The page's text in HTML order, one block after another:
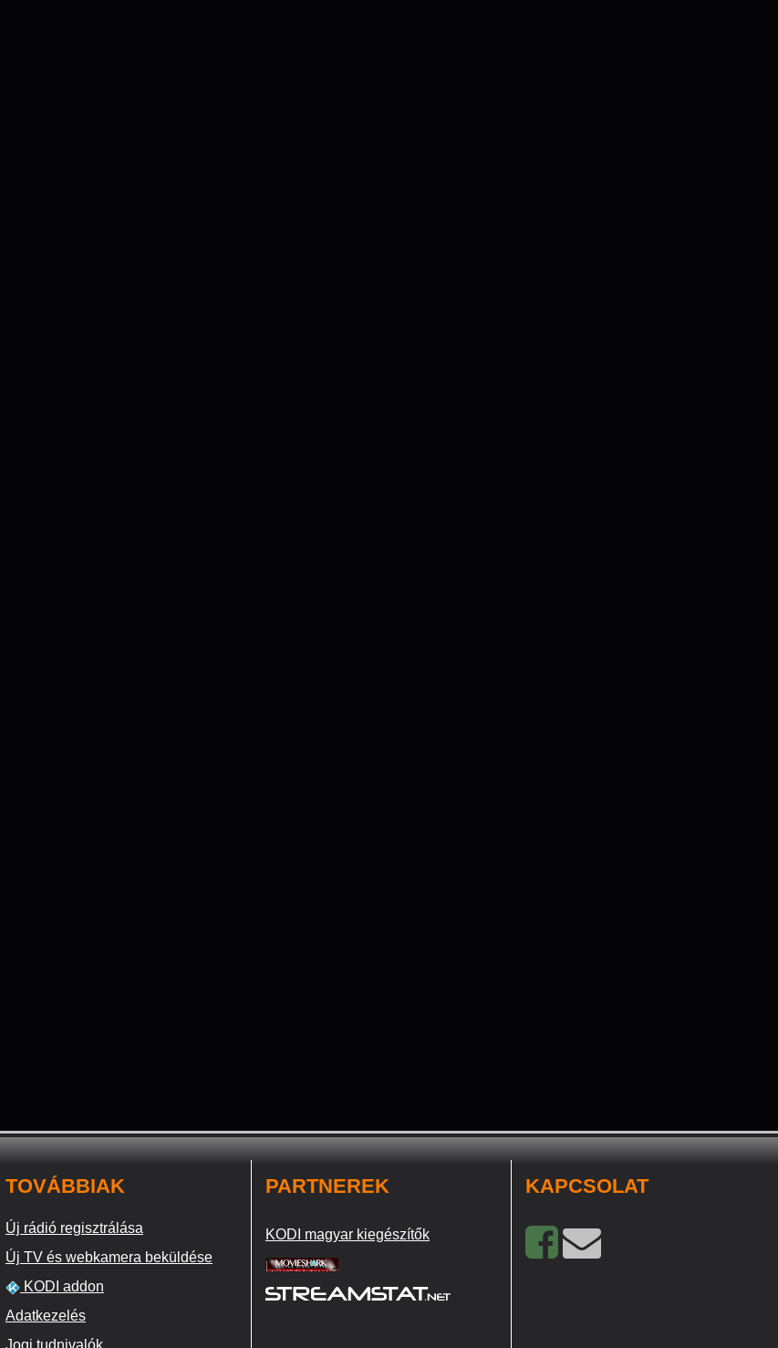
TOVÁBBIAK
Új rádió regisztrálása
Új TV és webkamera beküldése
KODI addon
Adatkezelés
Jogi tudnivalók
PARTNEREK
KODI magyar kiegészítők
KAPCSOLAT